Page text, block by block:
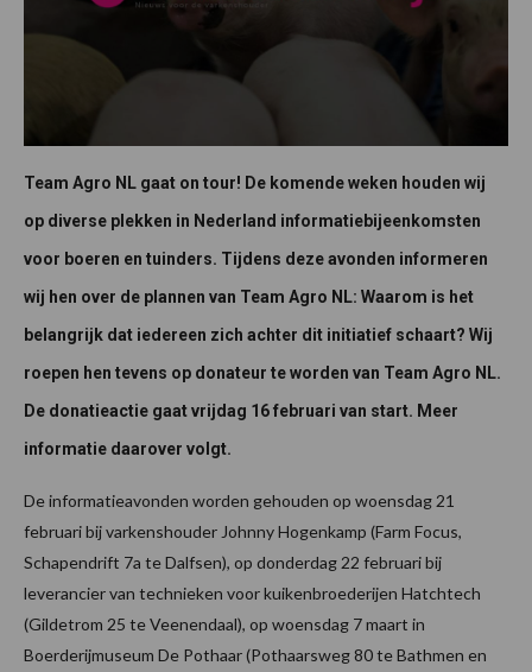
Team Agro NL gaat on tour! De komende weken houden wij
op diverse plekken in Nederland informatiebijeenkomsten
voor boeren en tuinders. Tijdens deze avonden informeren
wij hen over de plannen van Team Agro NL: Waarom is het
belangrijk dat iedereen zich achter dit initiatief schaart? Wij
roepen hen tevens op donateur te worden van Team Agro NL.
De donatieactie gaat vrijdag 16 februari van start. Meer
informatie daarover volgt.
De informatieavonden worden gehouden op woensdag 21
februari bij varkenshouder Johnny Hogenkamp (Farm Focus,
Schapendrift 7a te Dalfsen), op donderdag 22 februari bij
leverancier van technieken voor kuikenbroederijen Hatchtech
(Gildetrom 25 te Veenendaal), op woensdag 7 maart in
Boerderijmuseum De Pothaar (Pothaarsweg 80 te Bathmen en